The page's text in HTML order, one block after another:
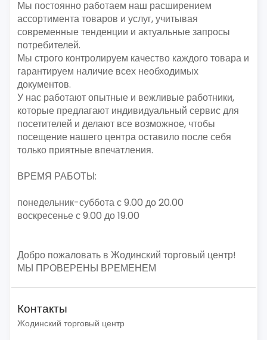
Мы постоянно работаем наш расширением
ассортимента товаров и услуг, учитывая
современные тенденции и актуальные запросы
потребителей.
Мы строго контролируем качество каждого товара и
гарантируем наличие всех необходимых
документов.
У нас работают опытные и вежливые работники,
которые предлагают индивидуальный сервис для
посетителей и делают все возможное, чтобы
посещение нашего центра оставило после себя
только приятные впечатления.
ВРЕМЯ РАБОТЫ:
понедельник-суббота с 9.00 до 20.00
воскресенье с 9.00 до 19.00
Добро пожаловать в Жодинский торговый центр!
МЫ ПРОВЕРЕНЫ ВРЕМЕНЕМ
Контакты
Жодинский торговый центр